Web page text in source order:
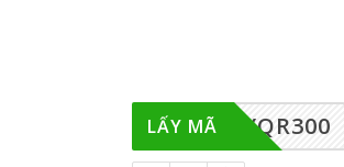
PAYQR300
LẤY MÃ